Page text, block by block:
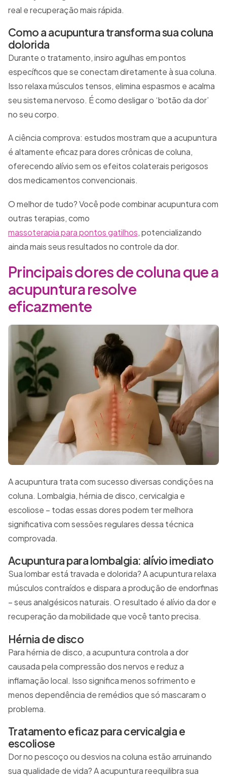
real e recuperação mais rápida.
Como a acupuntura transforma sua coluna
dolorida
Durante o tratamento, insiro agulhas em pontos
específicos que se conectam diretamente à sua coluna.
Isso relaxa músculos tensos, elimina espasmos e acalma
seu sistema nervoso. É como desligar o ‘botão da dor’
no seu corpo.
A ciência comprova: estudos mostram que a acupuntura
é altamente eficaz para dores crônicas de coluna,
oferecendo alívio sem os efeitos colaterais perigosos
dos medicamentos convencionais.
O melhor de tudo? Você pode combinar acupuntura com
outras terapias, como
massoterapia para pontos gatilhos, potencializando
ainda mais seus resultados no controle da dor.
Principais dores de coluna que a
acupuntura resolve
eficazmente
A acupuntura trata com sucesso diversas condições na
coluna. Lombalgia, hérnia de disco, cervicalgia e
escoliose – todas essas dores podem ter melhora
significativa com sessões regulares dessa técnica
comprovada.
Acupuntura para lombalgia: alívio imediato
Sua lombar está travada e dolorida? A acupuntura relaxa
músculos contraídos e dispara a produção de endorfinas
– seus analgésicos naturais. O resultado é alívio da dor e
recuperação da mobilidade que você tanto precisa.
Hérnia de disco
Para hérnia de disco, a acupuntura controla a dor
causada pela compressão dos nervos e reduz a
inflamação local. Isso significa menos sofrimento e
menos dependência de remédios que só mascaram o
problema.
Tratamento eficaz para cervicalgia e
escoliose
Dor no pescoço ou desvios na coluna estão arruinando
sua qualidade de vida? A acupuntura reequilibra sua